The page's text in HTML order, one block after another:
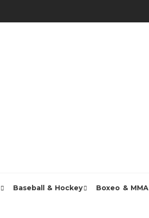
Baseball & Hockey Boxeo & MMA